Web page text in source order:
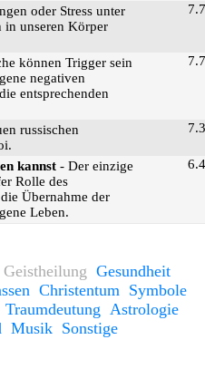
oder Stress unter
in unseren Körper
7.7
können Trigger sein
negativen
entsprechenden
7.7
russischen
7.3
kannst - Der einzige
Rolle des
Übernahme der
Leben.
6.4
Geistheilung Gesundheit
Christentum Symbole
Traumdeutung Astrologie
Musik Sonstige